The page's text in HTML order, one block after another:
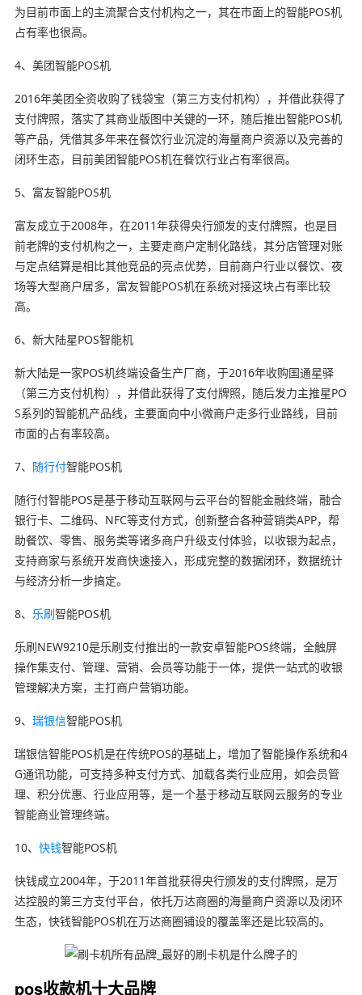
为目前市面上的主流聚合支付机构之一，其在市面上的智能POS机
占有率也很高。
4、美团智能POS机
2016年美团全资收购了钱袋宝（第三方支付机构），并借此获得了
支付牌照，落实了其商业版图中关键的一环，随后推出智能POS机
等产品，凭借其多年来在餐饮行业沉淀的海量商户资源以及完善的
闭环生态，目前美团智能POS机在餐饮行业占有率很高。
5、富友智能POS机
富友成立于2008年，在2011年获得央行颁发的支付牌照，也是目
前老牌的支付机构之一，主要走商户定制化路线，其分店管理对账
与定点结算是相比其他竞品的亮点优势，目前商户行业以餐饮、夜
场等大型商户居多，富友智能POS机在系统对接这块占有率比较
高。
6、新大陆星POS智能机
新大陆是一家POS机终端设备生产厂商，于2016年收购国通星驿
（第三方支付机构），并借此获得了支付牌照，随后发力主推星PO
S系列的智能机产品线，主要面向中小微商户走多行业路线，目前
市面的占有率较高。
7、 随行付智能POS机
随行付智能POS是基于移动互联网与云平台的智能金融终端，融合
银行卡、二维码、NFC等支付方式，创新整合各种营销类APP，帮
助餐饮、零售、服务类等诸多商户升级支付体验，以收银为起点，
支持商家与系统开发商快速接入，形成完整的数据闭环，数据统计
与经济分析一步搞定。
8、 乐刷智能POS机
乐刷NEW9210是乐刷支付推出的一款安卓智能POS终端，全触屏
操作集支付、管理、营销、会员等功能于一体，提供一站式的收银
管理解决方案，主打商户营销功能。
9、 瑞银信智能POS机
瑞银信智能POS机是在传统POS的基础上，增加了智能操作系统和4
G通讯功能，可支持多种支付方式、加载各类行业应用，如会员管
理、积分优惠、行业应用等，是一个基于移动互联网云服务的专业
智能商业管理终端。
10、 快钱智能POS机
快钱成立2004年，于2011年首批获得央行颁发的支付牌照，是万
达控股的第三方支付平台，依托万达商圈的海量商户资源以及闭环
生态，快钱智能POS机在万达商圈铺设的覆盖率还是比较高的。
pos收款机十大品牌